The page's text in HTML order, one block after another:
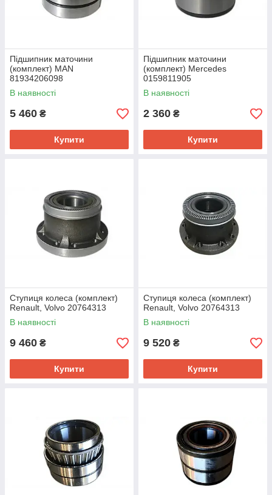
Підшипник маточини
(комплект) MAN
81934206098
В наявності
5 460 ₴
Купити
Підшипник маточини
(комплект) Mercedes
0159811905
В наявності
2 360 ₴
Купити
Ступиця колеса (комплект)
Renault, Volvo 20764313
В наявності
9 460 ₴
Купити
Ступиця колеса (комплект)
Renault, Volvo 20764313
В наявності
9 520 ₴
Купити